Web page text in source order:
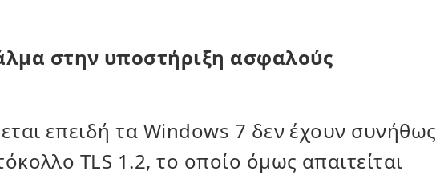
στην υποστήριξη ασφαλούς
επειδή τα Windows 7 δεν έχουν συνήθως
TLS 1.2, το οποίο όμως απαιτείται